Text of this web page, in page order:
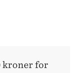
kroner for